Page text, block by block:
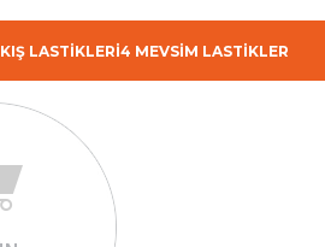
KIŞ LASTİKLERİ4 MEVSİM LASTİKLER